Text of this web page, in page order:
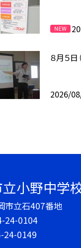
８月５
2026/
小野中学
市立石407番地
24-0104
24-0149